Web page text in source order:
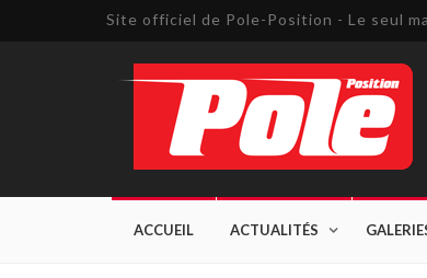
Site officiel de Pole-Position - Le seul
ACCUEIL ACTUALITÉS